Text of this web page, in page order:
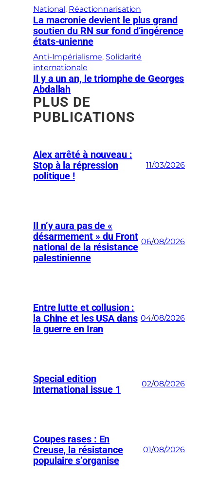
National, Réactionnarisation
La macronie devient le plus grand
soutien du RN sur fond d’ingérence
états-unienne
Anti-Impérialisme, Solidarité
internationale
Il y a un an, le triomphe de Georges
Abdallah
PLUS DE
PUBLICATIONS
Alex arrêté à nouveau :
Stop à la répression
politique !
11/03/2026
Il n’y aura pas de «
désarmement » du Front
national de la résistance
palestinienne
06/08/2026
Entre lutte et collusion :
la Chine et les USA dans
la guerre en Iran
04/08/2026
Special edition
International issue 1
02/08/2026
Coupes rases : En
Creuse, la résistance
populaire s’organise
01/08/2026